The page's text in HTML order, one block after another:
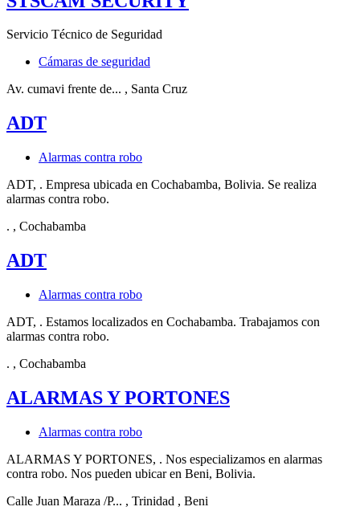
Servicio Técnico de Seguridad
Cámaras de seguridad
Av. cumavi frente de... , Santa Cruz
ADT
Alarmas contra robo
ADT, . Empresa ubicada en Cochabamba, Bolivia. Se realiza
alarmas contra robo.
. , Cochabamba
ADT
Alarmas contra robo
ADT, . Estamos localizados en Cochabamba. Trabajamos con
alarmas contra robo.
. , Cochabamba
ALARMAS Y PORTONES
Alarmas contra robo
ALARMAS Y PORTONES, . Nos especializamos en alarmas
contra robo. Nos pueden ubicar en Beni, Bolivia.
Calle Juan Maraza /P... , Trinidad , Beni